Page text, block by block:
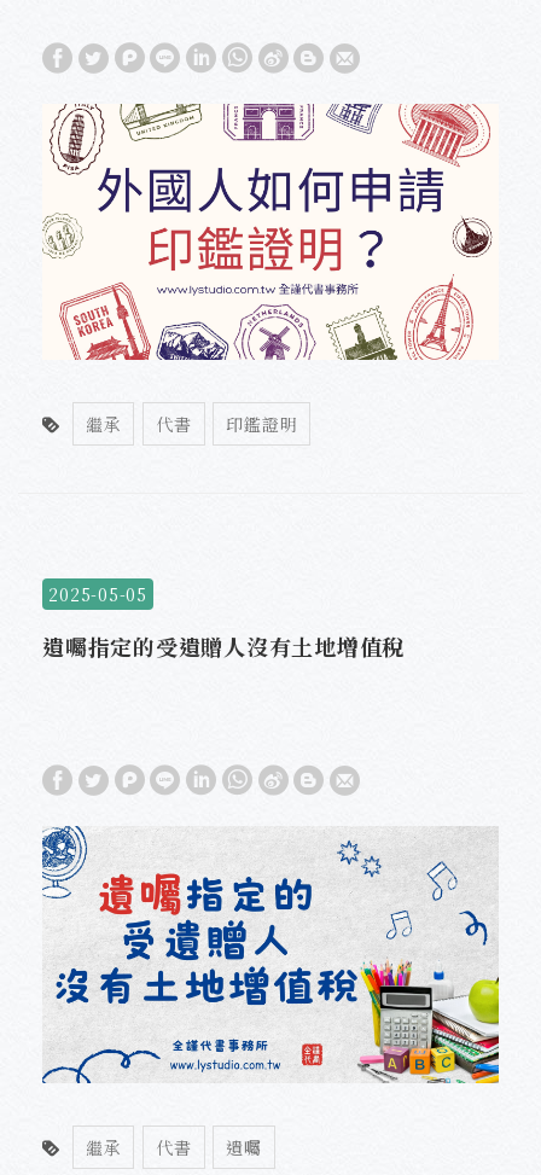
繼承 代書 印鑑證明
2025-05-05
遺囑指定的受遺贈人沒有土地增值稅
繼承 代書 遺囑